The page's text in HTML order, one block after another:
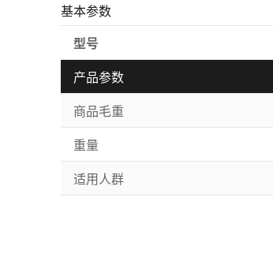
基本参数
型号
产品参数
商品毛重
重量
适用人群